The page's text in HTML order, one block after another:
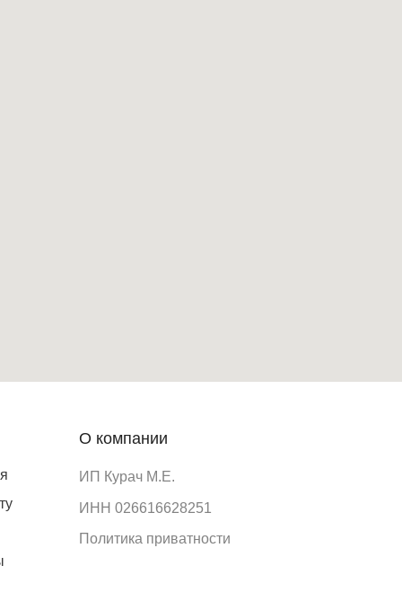
Политика приватности
ИП Курач М.Е.
ИНН 026616628251
О компании